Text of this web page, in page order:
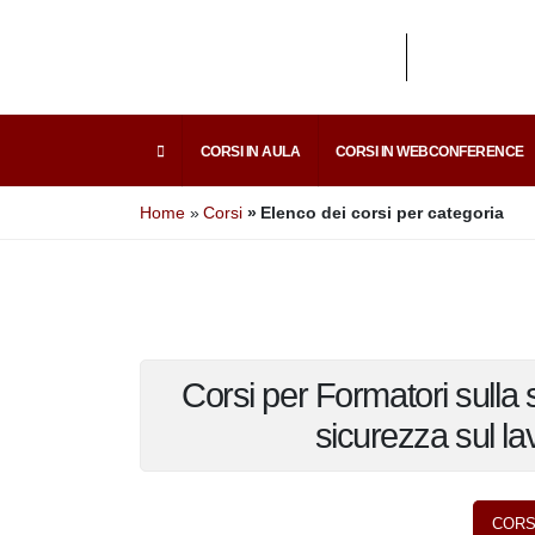
CORSI IN AULA CORSI IN WEBCONFERENCE
Home Corsi Elenco dei corsi per categoria
Corsi per Formatori
per la sicurezza